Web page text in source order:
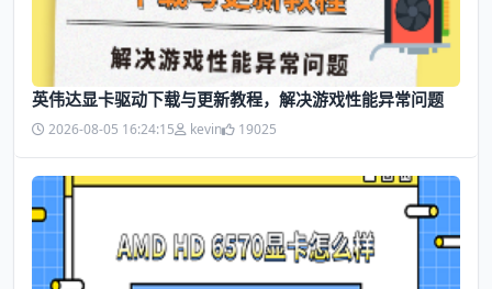
英伟达显卡驱动下载与更新教程，解决游戏性能异常问题
2026-08-05 16:24:15 kevin 19025